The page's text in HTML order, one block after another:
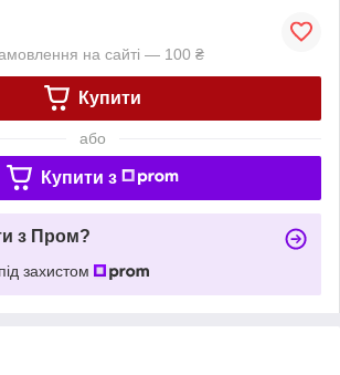
на сайті — 100 ₴
Купити
або
Купити з
з Пром?
захистом